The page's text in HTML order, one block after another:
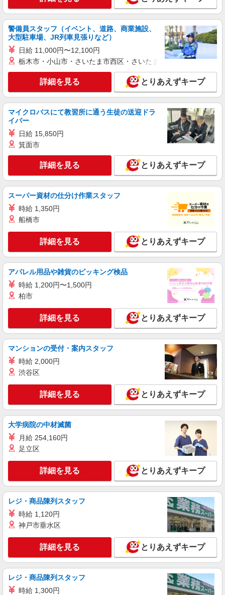
詳細を見る
アルバイト
SOMPOケア ラヴィーレ 駒沢公園
調理・食器洗浄・発注
時給1290円〜1340円 ※経験等による ★希望収
入がありましたら、ご相談いただければ希望条件
に合うかの確認もいたします。 ★時間外手当別途
支給 ★上記金額は働きがい向上手当を含みます。
★働きがい向上手当※26年6月改定（地域により異
なる） 社会保険加入者は更に＋50円
東京都世田谷区深沢4丁目8-11
詳細を見る
アルバイト
コンパスグループ・ジャパン株式会社 21237_p
調理師【アルバイト・パート】
時給1,600円以上 試用期間中 時給1,600円以上
が発生した場合、残業代を1分単位で別途支給しま
楽天クリムゾンハウス （東京都世田谷区玉川
一丁目14番1号 タワーオフィス9F）
キープ 詳細を見る
アルバイト パート
コンパスグループ・ジャパン株式会社 39654_p
調理補助【アルバイト・パート】
時給1,300円以上 試用期間中 時給1,300円以上
分単位で別途支給します。
三軒茶屋リハビリテーション病院 （東京都世
田谷区１丁目２４－３）
キープ 詳細を見る
アルバイト パート
コンパスグループ・ジャパン株式会社 39417_p
調理補助【アルバイト・パート】
時給1,300円以上 試用期間中 時給1,300円以上
(試用期間2ヶ月) 残業が発生した場合、残業代を1
分単位で別途支給します。
グランダ桜新町 （東京都世田谷区桜新町2-
詳細を見る
パート
SOMPOケア ラヴィーレ 二子玉川
調理・食器洗浄・発注
時給1360円〜1510円 ※経験等による ★早朝時
給（5:00〜8:00）時給＋100円 ★希望収入があり
ましたら、ご相談いただければ希望条件に合うか
の確認もいたします。 ★時間外手当別途支給 ★上
記金額は働きがい向上手当を含みます。 ★働きが
い向上手当※26年6月改定（地域により異なる）
社会保険加入者は更に＋50円
詳細を見る
アルバイト パート
コンパスグループ・ジャパン株式会社 39261_p
警備員スタッフ（イベント、道路、商業施設、
大型駐車場、JR列車見張りなど）
日給 11,000円〜12,100円
栃木市・小山市・さいたま市西区・さいたま市岩槻区・久喜市・
詳細を見る とりあえずキープ
マイクロバスにて教習所に通う生徒の送迎ドラ
イバー
日給 15,850円
箕面市
詳細を見る とりあえずキープ
スーパー資材の仕分け作業スタッフ
時給 1,350円
船橋市
詳細を見る とりあえずキープ
アパレル用品や雑貨のピッキング検品
時給 1,200円〜1,500円
柏市
詳細を見る とりあえずキープ
マンションの受付・案内スタッフ
時給 2,000円
渋谷区
詳細を見る とりあえずキープ
大学病院の中材滅菌
月給 254,160円
足立区
詳細を見る とりあえずキープ
レジ・商品陳列スタッフ
時給 1,120円
神戸市垂水区
詳細を見る とりあえずキープ
レジ・商品陳列スタッフ
時給 1,300円